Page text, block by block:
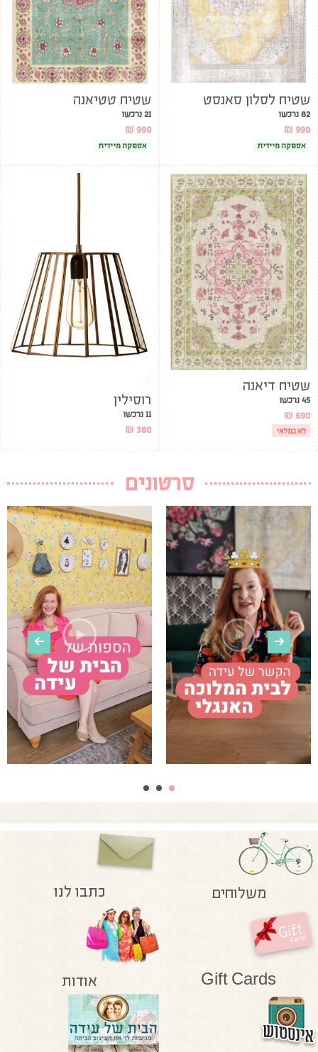
שטיח לסלון סאנסט
82 נרכשו
₪ 990
אספקה מיידית
שטיח טטיאנה
21 נרכשו
₪ 990
אספקה מיידית
שטיח דיאנה
45 נרכשו
₪ 690
לא במלאי
רוסילין
11 נרכשו
₪ 380
סרטונים
משלוחים כתבו לנו
Gift Cards אודות